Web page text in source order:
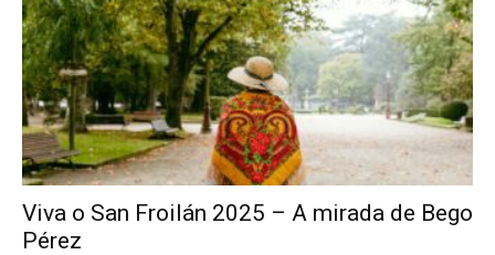
Viva o San Froilán 2025 – A mirada de Bego
Pérez